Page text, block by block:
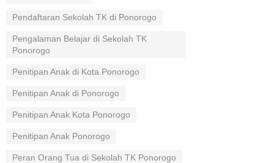
Pendaftaran Sekolah TK di Ponorogo
Pengalaman Belajar di Sekolah TK
Ponorogo
Penitipan Anak di Kota Ponorogo
Penitipan Anak di Ponorogo
Penitipan Anak Kota Ponorogo
Penitipan Anak Ponorogo
Peran Orang Tua di Sekolah TK Ponorogo